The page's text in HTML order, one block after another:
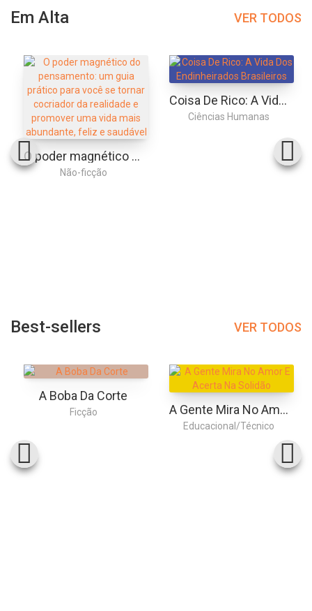
Em Alta VER TODOS
O poder magnético do pensamento: um guia prático para você se tornar cocriador da realidade e promover uma vida mais abundante, feliz e saudável
Não-ficção
Coisa De Rico: A Vida Dos Endinheirados Brasileiros
Ciências Humanas
Best-sellers VER TODOS
A Boba Da Corte
Ficção A Gente Mira No Amor E Acerta Na Solidão
Educacional/Técnico